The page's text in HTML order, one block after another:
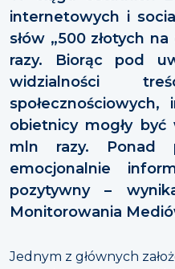
internetowych i
słów „500 złotych
razy. Biorąc pod
widzialności
obietnicy mogły
mln razy. Ponad
emocjonalnie
pozytywny –
Monitorowania
Jednym z głównych